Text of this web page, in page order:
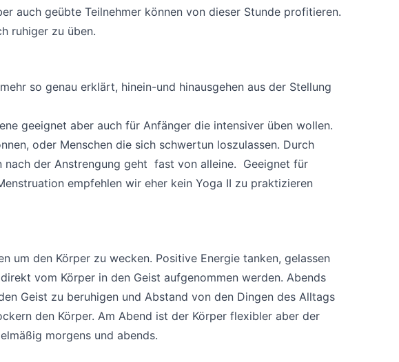
auch geübte Teilnehmer können von dieser Stunde profitieren.
ruhiger zu üben.
so genau erklärt, hinein-und hinausgehen aus der Stellung
geeignet aber auch für Anfänger die intensiver üben wollen.
oder Menschen die sich schwertun loszulassen. Durch
der Anstrengung geht fast von alleine. Geeignet für
empfehlen wir eher kein Yoga II zu praktizieren
um den Körper zu wecken. Positive Energie tanken, gelassen
vom Körper in den Geist aufgenommen werden. Abends
Geist zu beruhigen und Abstand von den Dingen des Alltags
den Körper. Am Abend ist der Körper flexibler aber der
morgens und abends.